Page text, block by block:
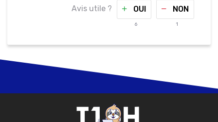
Avis utile ? OUI
6
NON
1